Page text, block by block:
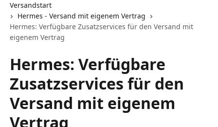
Versandstart
Hermes - Versand mit eigenem Vertrag
Hermes: Verfügbare Zusatzservices für den Versand mit
eigenem Vertrag
Hermes: Verfügbare
Zusatzservices für den
Versand mit eigenem
Vertrag